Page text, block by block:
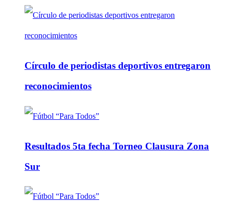
Círculo de periodistas deportivos entregaron
reconocimientos
Resultados 5ta fecha Torneo Clausura Zona
Sur